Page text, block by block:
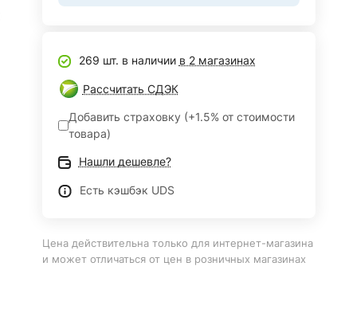
269 шт. в наличии в 2 магазинах
Рассчитать СДЭК
Добавить страховку (+1.5% от стоимости
товара)
Нашли дешевле?
Есть кэшбэк UDS
Цена действительна только для интернет-магазина
и может отличаться от цен в розничных магазинах